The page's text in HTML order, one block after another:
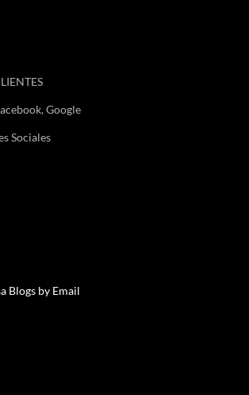
Google
Sociales
Blogs by Email